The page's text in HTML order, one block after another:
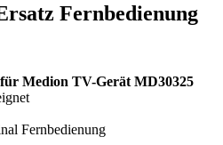
Fernbedienung
Medion TV-Gerät MD30325
Fernbedienung